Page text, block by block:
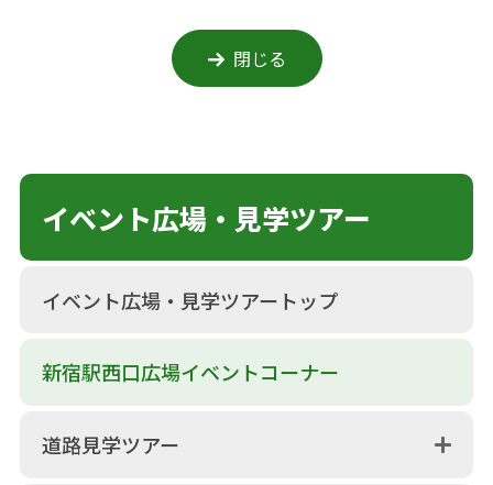
閉じる
イベント広場・見学ツアー
イベント広場・見学ツアートップ
新宿駅西口広場イベントコーナー
道路見学ツアー